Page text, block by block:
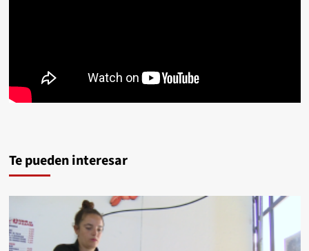
Te pueden interesar